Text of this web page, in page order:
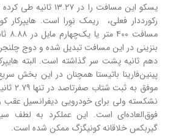
یسکو این مسافت را در
رکورددار فعلی، ریمک نِوِرا است. هایپرکار
دهم ثانیه پشت سر گذاشته است. البته
پینین‌فارینا باتیستا همچنان در این بخش
موفق
نشکسته ولی برای خودرویی دیفرانسیل
فوق‌العاده‌ای است. این عملکرد به لطف
گیربکس خلاقانه کونیگزگ ممکن شده است.